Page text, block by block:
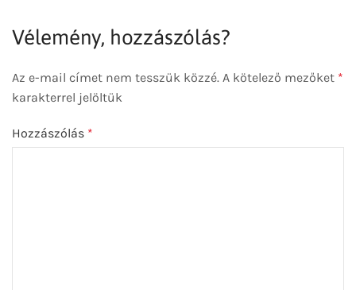
Vélemény, hozzászólás?
Az e-mail címet nem tesszük közzé. A kötelező mezőket *
karakterrel jelöltük
Hozzászólás *